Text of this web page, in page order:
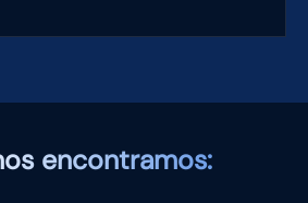
encontramos: